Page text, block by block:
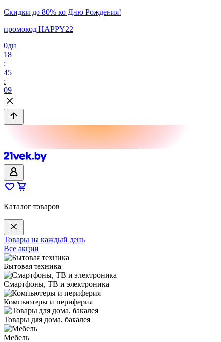
Скидки до 80% ко Дню Рождения!
промокод HAPPY22
0дн
18
:
45
:
09
Каталог товаров
Товары на каждый день
Все акции
Бытовая техника
Смартфоны, ТВ и электроника
Компьютеры и периферия
Товары для дома, бакалея
Мебель